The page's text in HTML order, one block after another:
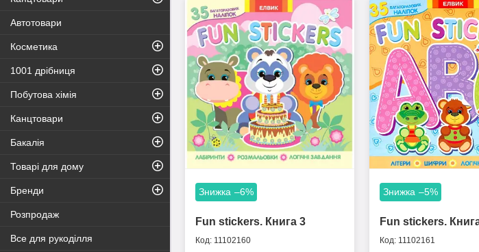
–6%
Fun stickers. Книга 3
11102160
–5%
Fun stickers.
11102161
Автотовари
Косметика
1001 дрібниця
Побутова хімія
Канцтовари
Бакалія
Товарі для дому
Бренди
Розпродаж
Все для рукоділля